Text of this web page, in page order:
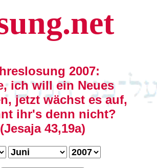
2007:
ich will ein Neues
jetzt wächst es auf,
ihr's denn nicht?
(Jesaja 43,19a)